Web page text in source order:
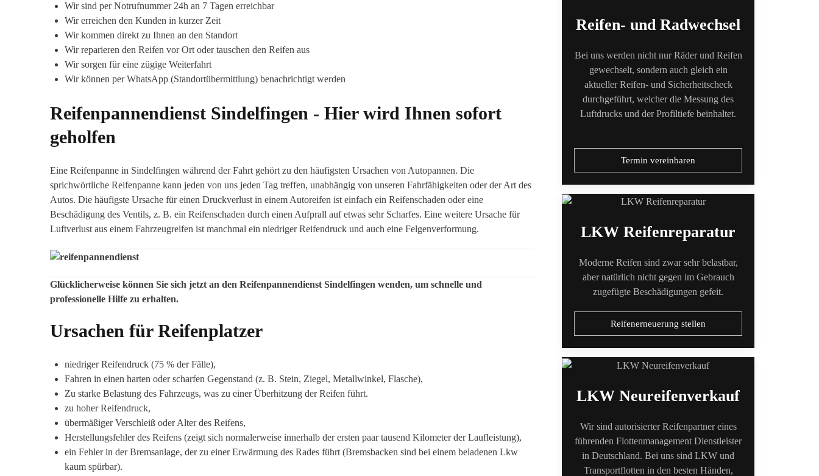
Wir sind per Notrufnummer 24h an 7 Tagen erreichbar
Wir erreichen den Kunden in kurzer Zeit
Wir kommen direkt zu Ihnen an den Standort
Wir reparieren den Reifen vor Ort oder tauschen den Reifen aus
Wir sorgen für eine zügige Weiterfahrt
Wir können per WhatsApp (Standortübermittlung) benachrichtigt werden
Reifenpannendienst Sindelfingen - Hier wird Ihnen sofort
geholfen
Eine Reifenpanne in Sindelfingen während der Fahrt gehört zu den häufigsten Ursachen von Autopannen. Die
sprichwörtliche Reifenpanne kann jeden von uns jeden Tag treffen, unabhängig von unseren Fahrfähigkeiten oder der Art des
Autos. Die häufigste Ursache für einen Druckverlust in einem Autoreifen ist einfach ein Reifenschaden oder eine
Beschädigung des Ventils, z. B. ein Reifenschaden durch einen Aufprall auf etwas sehr Scharfes. Eine weitere Ursache für
Luftverlust aus einem Fahrzeugreifen ist manchmal ein niedriger Reifendruck und auch eine Felgenverformung.
Glücklicherweise können Sie sich jetzt an den Reifenpannendienst Sindelfingen wenden, um schnelle und
professionelle Hilfe zu erhalten.
Ursachen für Reifenplatzer
niedriger Reifendruck (75 % der Fälle),
Fahren in einen harten oder scharfen Gegenstand (z. B. Stein, Ziegel, Metallwinkel, Flasche),
Zu starke Belastung des Fahrzeugs, was zu einer Überhitzung der Reifen führt.
zu hoher Reifendruck,
übermäßiger Verschleiß oder Alter des Reifens, ⁣
Herstellungsfehler des Reifens (zeigt sich normalerweise innerhalb der ersten paar tausend Kilometer der Laufleistung),
ein Fehler in der Bremsanlage, der zu einer Erwärmung des Rades führt (Bremsbacken sind bei einem beladenen Lkw
kaum spürbar).
Reifen- und Radwechsel
Bei uns werden nicht nur Räder und Reifen
gewechselt, sondern auch gleich ein
aktueller Reifen- und Sicherheitscheck
durchgeführt, welcher die Messung des
Luftdrucks und der Profiltiefe beinhaltet.
Termin vereinbaren
LKW Reifenreparatur
Moderne Reifen sind zwar sehr belastbar,
aber natürlich nicht gegen im Gebrauch
zugefügte Beschädigungen gefeit.
Reifenerneuerung stellen
LKW Neureifenverkauf
Wir sind autorisierter Reifenpartner eines
führenden Flottenmanagement Dienstleister
in Deutschland. Bei uns sind LKW und
Transportflotten in den besten Händen,